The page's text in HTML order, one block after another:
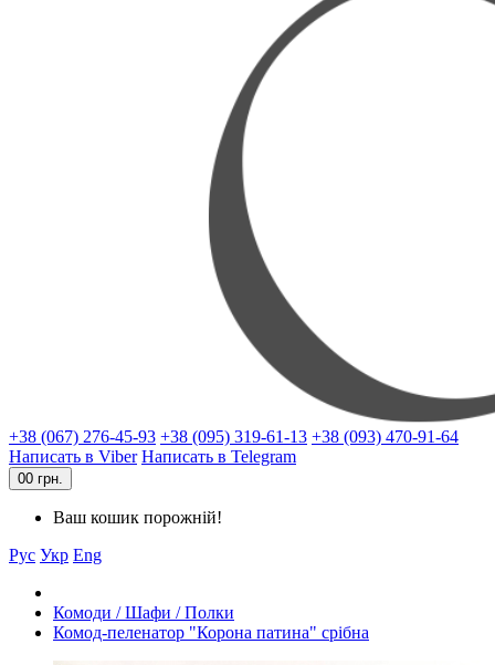
+38 (067) 276-45-93 +38 (095) 319-61-13 +38 (093) 470-91-64
Написать в Viber Написать в Telegram
00 грн.
Ваш кошик порожній!
Рус Укр Eng
Комоди / Шафи / Полки
Комод-пеленатор "Корона патина" срібна